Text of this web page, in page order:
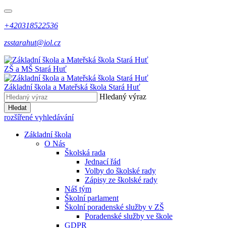
+420318522536
zsstarahut@iol.cz
ZŠ a MŠ Stará Huť
Základní škola a Mateřská škola Stará Huť
Hledaný výraz
Hledat
rozšířené vyhledávání
Základní škola
O Nás
Školská rada
Jednací řád
Volby do školské rady
Zápisy ze školské rady
Náš tým
Školní parlament
Školní poradenské služby v ZŠ
Poradenské služby ve škole
GDPR